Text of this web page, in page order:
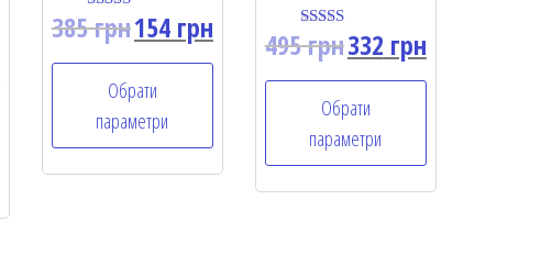
Rated
5.00
385грн154грн
Обрати
параметри
Rated
5.00
495грн332 грн
Обрати
параметри